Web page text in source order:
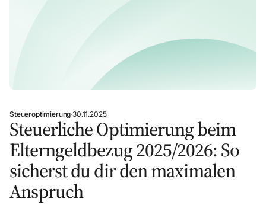
Steueroptimierung·30.11.2025
Steuerliche Optimierung beim
Elterngeldbezug 2025/2026: So
sicherst du dir den maximalen
Anspruch